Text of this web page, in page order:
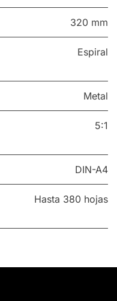
320 mm
Espiral
Metal
5:1
DIN-A4
Hasta 380 hojas